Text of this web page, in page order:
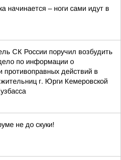
начинается – ноги сами идут в
СК России поручил возбудить
по информации о
противоправных действий в
г. Юрги Кемеровской
не до скуки!